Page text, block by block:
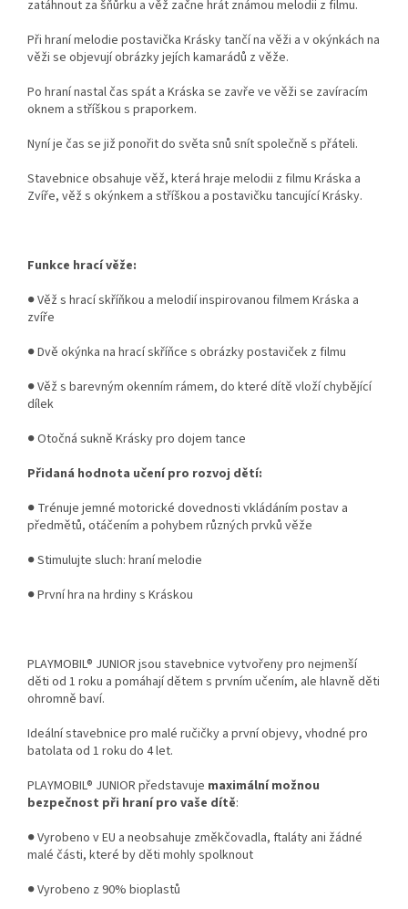
zatáhnout za šňůrku a věž začne hrát známou melodii z filmu.
Při hraní melodie postavička Krásky tančí na věži a v okýnkách na
věži se objevují obrázky jejích kamarádů z věže.
Po hraní nastal čas spát a Kráska se zavře ve věži se zavíracím
oknem a stříškou s praporkem.
Nyní je čas se již ponořit do světa snů snít společně s přáteli.
Stavebnice obsahuje věž, která hraje melodii z filmu Kráska a
Zvíře, věž s okýnkem a stříškou a postavičku tancující Krásky.
Funkce hrací věže:
● Věž s hrací skříňkou a melodií inspirovanou filmem Kráska a
zvíře
● Dvě okýnka na hrací skříňce s obrázky postaviček z filmu
● Věž s barevným okenním rámem, do které dítě vloží chybějící
dílek
● Otočná sukně Krásky pro dojem tance
Přidaná hodnota učení pro rozvoj dětí:
● Trénuje jemné motorické dovednosti vkládáním postav a
předmětů, otáčením a pohybem různých prvků věže
● Stimulujte sluch: hraní melodie
● První hra na hrdiny s Kráskou
PLAYMOBIL® JUNIOR jsou stavebnice vytvořeny pro nejmenší
děti od 1 roku a pomáhají dětem s prvním učením, ale hlavně děti
ohromně baví.
Ideální stavebnice pro malé ručičky a první objevy, vhodné pro
batolata od 1 roku do 4 let.
PLAYMOBIL® JUNIOR představuje maximální možnou
bezpečnost při hraní pro vaše dítě:
● Vyrobeno v EU a neobsahuje změkčovadla, ftaláty ani žádné
malé části, které by děti mohly spolknout
● Vyrobeno z 90% bioplastů